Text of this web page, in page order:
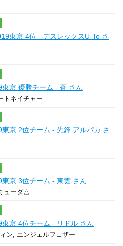
東京 4位 - デスレックスU-To さ
東京 優勝チーム - 蒼 さん
トネイチャー
京 2位チーム - 先鋒 アルパカ さ
東京 3位チーム - 東雲 さん
ューダ△
東京 4位チーム - リドル さん
ン, エンジェルフェザー